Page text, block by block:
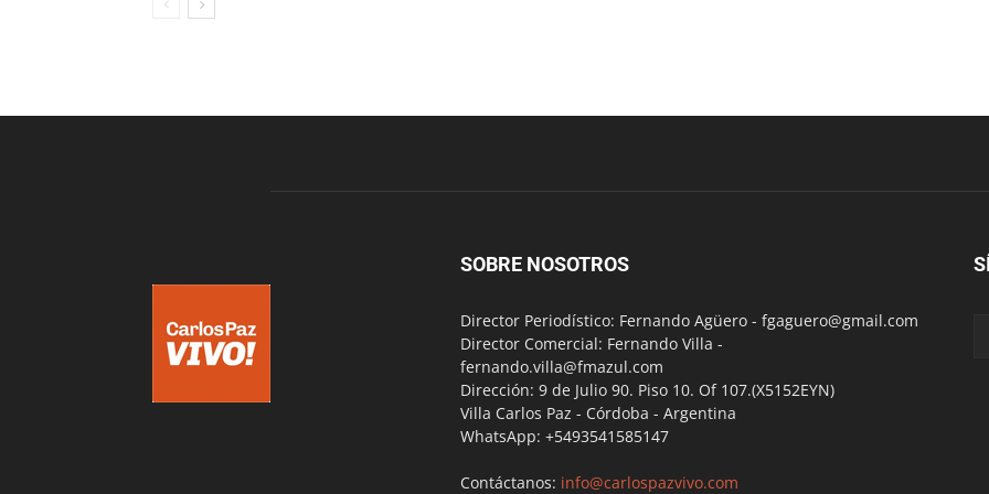
SOBRE NOSOTROS
Director Periodístico: Fernando Agüero - fgaguero@gmail.com
Director Comercial: Fernando Villa -
fernando.villa@fmazul.com
Dirección: 9 de Julio 90. Piso 10. Of 107.(X5152EYN)
Villa Carlos Paz - Córdoba - Argentina
WhatsApp: +5493541585147
Contáctanos: info@carlospazvivo.com